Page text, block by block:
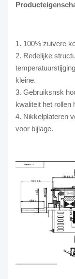
1. 100% zuivere
2. Redelijke
kleine.
3. Gebruiksnsk
kwaliteit het rollen
4. Nikkelplateren
voor bijlage.